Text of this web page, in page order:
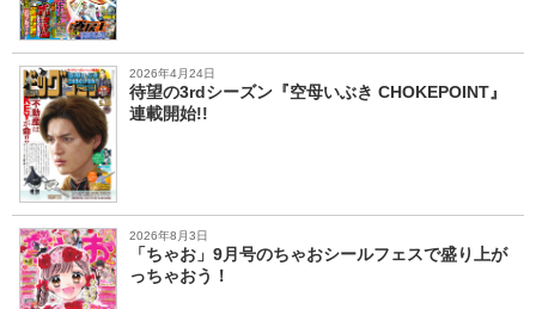
2026年4月24日
待望の3rdシーズン『空母いぶき CHOKEPOINT』
連載開始!!
2026年8月3日
「ちゃお」9月号のちゃおシールフェスで盛り上が
っちゃおう！